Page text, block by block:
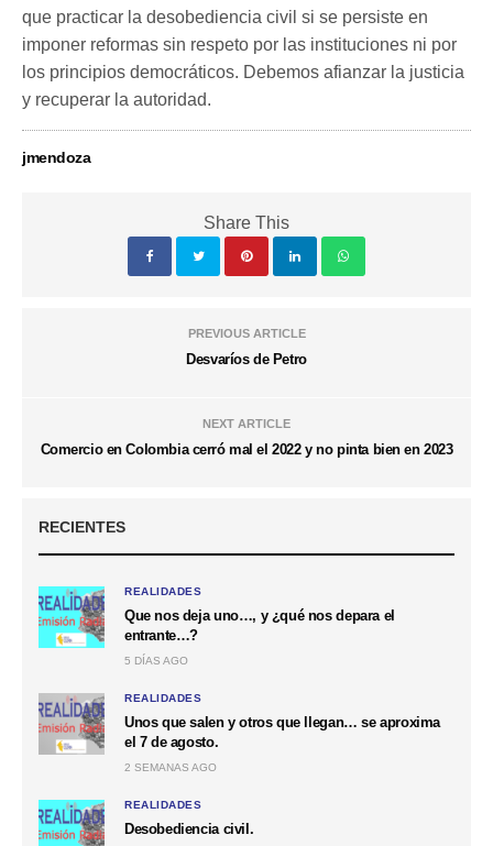
que practicar la desobediencia civil si se persiste en
imponer reformas sin respeto por las instituciones ni por
los principios democráticos. Debemos afianzar la justicia
y recuperar la autoridad.
jmendoza
Share This
PREVIOUS ARTICLE
Desvaríos de Petro
NEXT ARTICLE
Comercio en Colombia cerró mal el 2022 y no pinta bien en 2023
RECIENTES
REALIDADES
Que nos deja uno…, y ¿qué nos depara el
entrante…?
5 DÍAS AGO
REALIDADES
Unos que salen y otros que llegan… se aproxima
el 7 de agosto.
2 SEMANAS AGO
REALIDADES
Desobediencia civil.